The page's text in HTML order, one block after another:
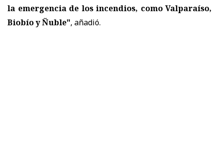
la emergencia de los incendios, como Valparaíso,
Biobío y Ñuble", añadió.